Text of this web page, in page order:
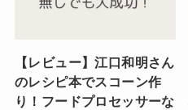
【レビュー】江口和明さん
のレシピ本でスコーン作
り！フードプロセッサーな